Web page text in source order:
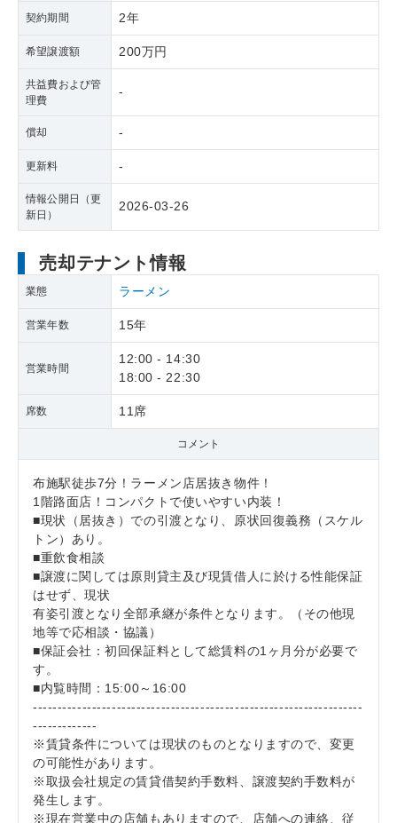
契約期間 2年
希望譲渡額 200万円
共益費および管
理費
-
償却 -
更新料 -
情報公開日（更
新日）
2026-03-26
売却テナント情報
業態 ラーメン
営業年数 15年
営業時間
12:00 - 14:30
18:00 - 22:30
席数 11席
コメント
布施駅徒歩7分！ラーメン店居抜き物件！
1階路面店！コンパクトで使いやすい内装！
■現状（居抜き）での引渡となり、原状回復義務（スケル
トン）あり。
■重飲食相談
■譲渡に関しては原則貸主及び現賃借人に於ける性能保証
はせず、現状
有姿引渡となり全部承継が条件となります。（その他現
地等で応相談・協議）
■保証会社：初回保証料として総賃料の1ヶ月分が必要で
す。
■内覧時間：15:00～16:00
-------------------------------------------------------------------
-------------
※賃貸条件については現状のものとなりますので、変更
の可能性があります。
※取扱会社規定の賃貸借契約手数料、譲渡契約手数料が
発生します。
※現在営業中の店舗もありますので、店舗への連絡、従